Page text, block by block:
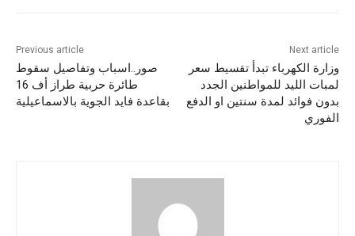
Previous article
صور..اسباب وتفاصيل سقوط
طائرة حربية طراز أف 16
بقاعدة فايد الجوية بالاسماعيلية
Next article
وزارة الكهرباء تبدأ تقسيط سعر
لمبات الليد للمواطنين الجدد
بدون فوائد لمدة سنتين او الدفع
الفوري